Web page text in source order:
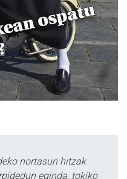
nortasun hitzak
eginda, tokiko